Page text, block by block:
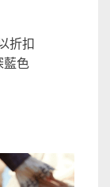
折扣
藍色